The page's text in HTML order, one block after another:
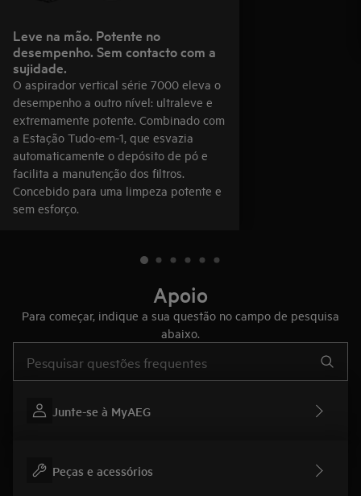
Leve na mão. Potente no
desempenho. Sem contacto com a
sujidade.
O aspirador vertical série 7000 eleva o
desempenho a outro nível: ultraleve e
extremamente potente. Combinado com
a Estação Tudo-em-1, que esvazia
automaticamente o depósito de pó e
facilita a manutenção dos filtros.
Concebido para uma limpeza potente e
sem esforço.
Apoio
Para começar, indique a sua questão no campo de pesquisa
abaixo.
Junte-se à MyAEG
Peças e acessórios